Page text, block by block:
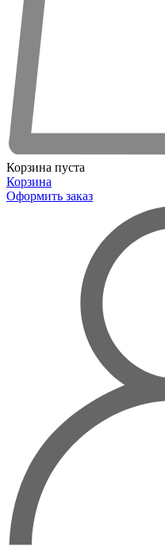
Корзина пуста
Корзина
Оформить заказ